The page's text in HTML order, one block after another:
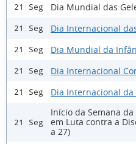
21 Seg Dia Mundial das
21 Seg Dia Internacional
21 Seg Dia Mundial da
21 Seg Dia Internacional
21 Seg Dia Internacional
21 Seg
Início da Semana
em Luta contra a
a 27)